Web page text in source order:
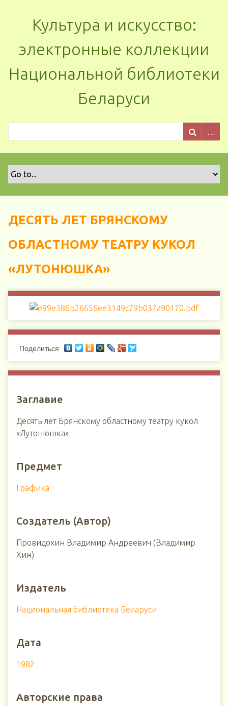
Культура и искусство:
электронные коллекции
Национальной библиотеки
Беларуси
ДЕСЯТЬ ЛЕТ БРЯНСКОМУ
ОБЛАСТНОМУ ТЕАТРУ КУКОЛ
«ЛУТОНЮШКА»
Поделиться
Заглавие
Десять лет Брянскому областному театру кукол
«Лутонюшка»
Предмет
Графика
Создатель (Автор)
Провидохин Владимир Андреевич (Владимир
Хин)
Издатель
Национальная библиотека Беларуси
Дата
1982
Авторские права